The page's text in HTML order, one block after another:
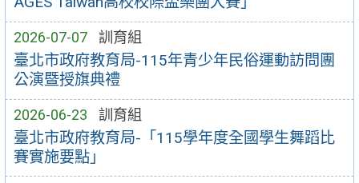
2026-07-07 訓育組
臺北市政府教育局-115年青少年民俗運動訪問團
公演暨授旗典禮
2026-06-23 訓育組
臺北市政府教育局-「115學年度全國學生舞蹈比
賽實施要點」